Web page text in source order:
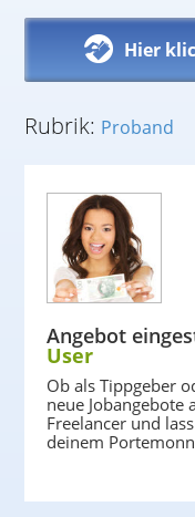
Hier
Rubrik: Proband
Angebot
User
Ob als Tippgeber
neue Jobangebote
Freelancer und
deinem